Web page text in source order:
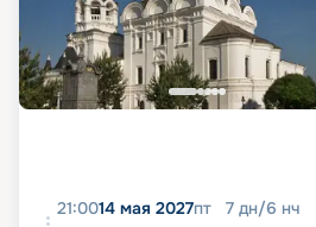
21:0014 мая 2027пт 7 дн/6 нч